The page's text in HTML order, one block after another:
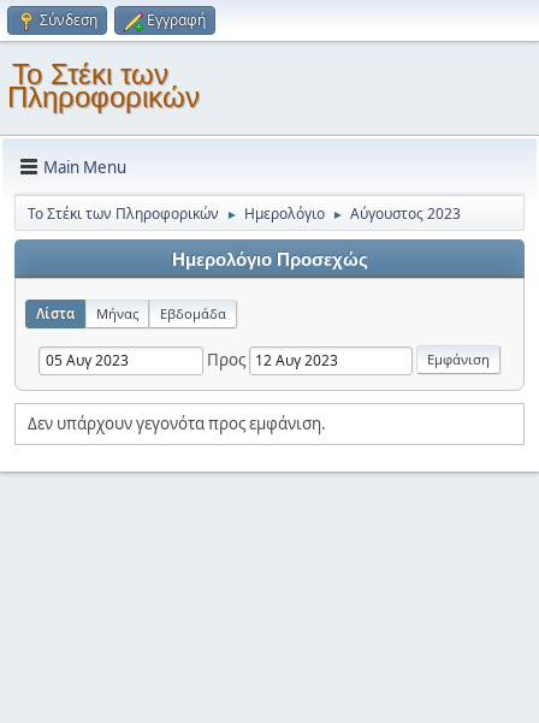
Σύνδεση Εγγραφή
Το Στέκι των
Πληροφορικών
Main Menu
Το Στέκι των Πληροφορικών ► Ημερολόγιο ► Αύγουστος 2023
Ημερολόγιο Προσεχώς
Λίστα Μήνας Εβδομάδα
Προς
Δεν υπάρχουν γεγονότα προς εμφάνιση.